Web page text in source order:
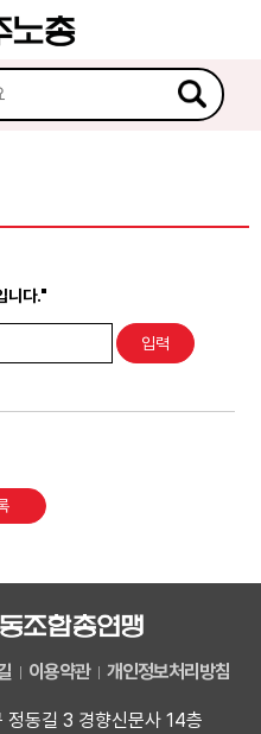
니다."
이용약관 개인정보처리방침
동길 3 경향신문사 14층
치북5
치북5